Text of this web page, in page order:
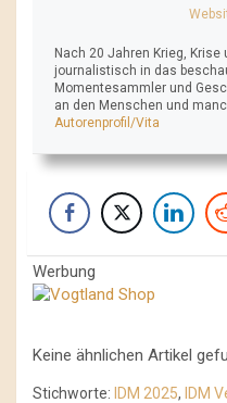
Nach 20 Jahren Krieg, Krise
journalistisch in das
Momentesammler und
an den Menschen und
Autorenprofil/Vita
Werbung
Keine ähnlichen Artikel
Stichworte: IDM 2025, IDM